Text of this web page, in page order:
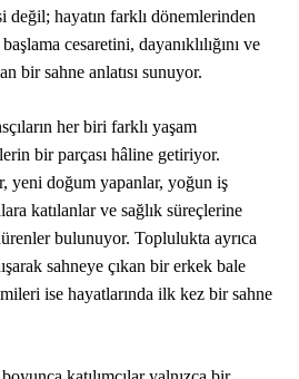
değil; hayatın farklı dönemlerinden
cesaretini, dayanıklılığını ve
bir sahne anlatısı sunuyor.
her biri farklı yaşam
bir parçası hâline getiriyor.
yeni doğum yapanlar, yoğun iş
katılanlar ve sağlık süreçlerine
bulunuyor. Toplulukta ayrıca
sahneye çıkan bir erkek bale
ise hayatlarında ilk kez bir sahne